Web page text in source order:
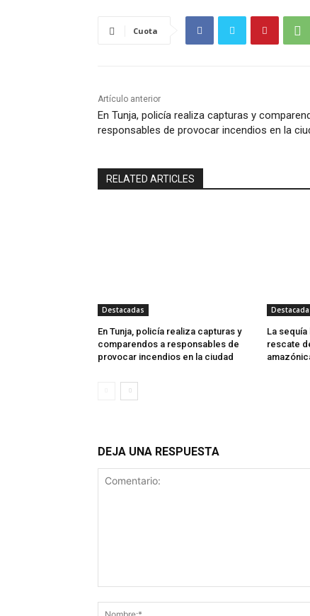
Cuota
Artículo anterior
En Tunja, policía realiza capturas y
responsables de provocar incendios en la
RELATED ARTICLES
Destacadas
En Tunja, policía realiza capturas y
comparendos a responsables de
provocar incendios en la ciudad
La
rescate
DEJA UNA RESPUESTA